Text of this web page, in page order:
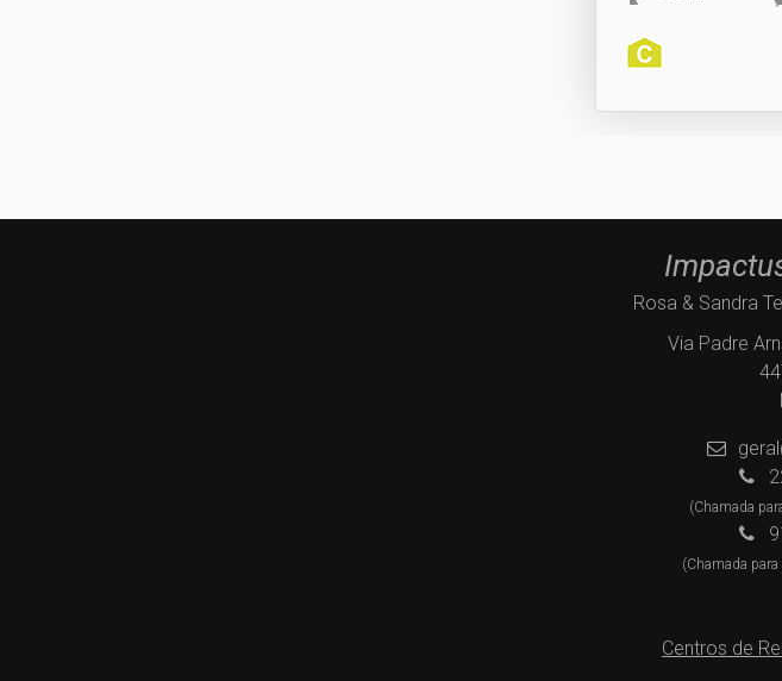
Rosa & Sandra
Via Padre
(Chamada
(Chamada para
Centros de